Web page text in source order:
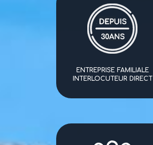
ENTREPRISE FAMILIALE
INTERLOCUTEUR DIRECT